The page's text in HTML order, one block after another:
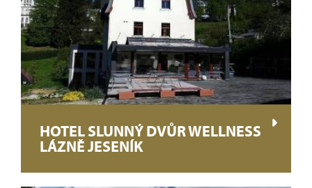
HOTEL SLUNNÝ DVŮR WELLNESS
LÁZNĚ JESENÍK